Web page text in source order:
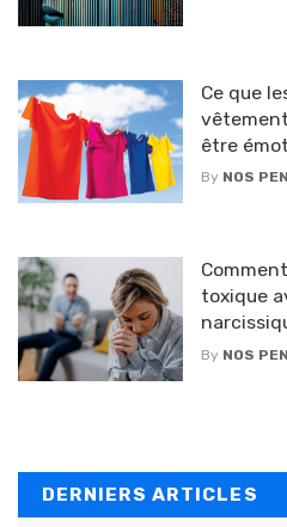
Ce que
être
By NOS
toxique
By NOS
DERNIERS ARTICLES